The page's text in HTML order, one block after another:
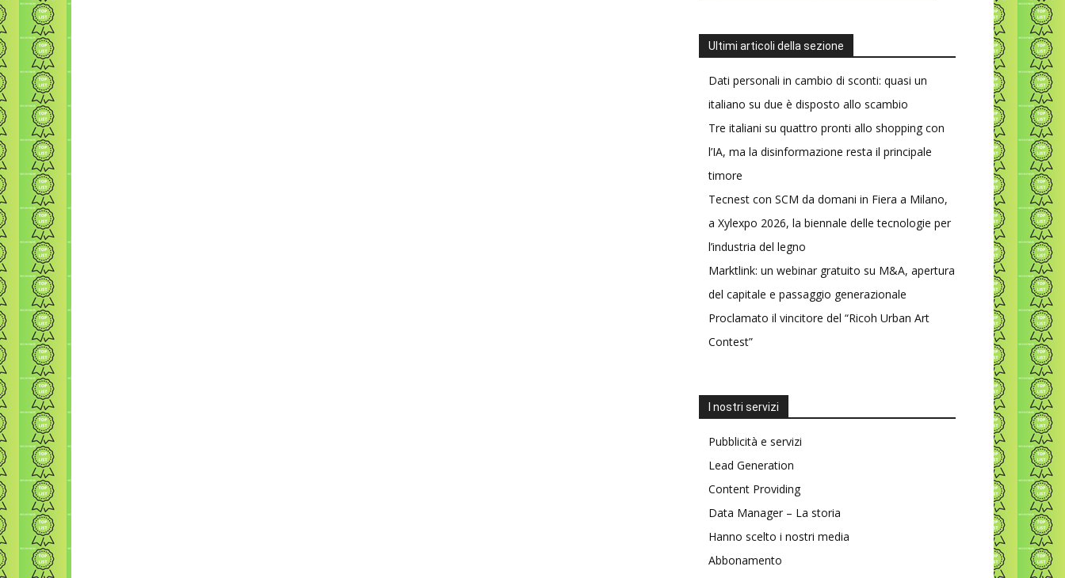
Ultimi articoli della sezione
Dati personali in cambio di sconti: quasi un
italiano su due è disposto allo scambio
Tre italiani su quattro pronti allo shopping con
l’IA, ma la disinformazione resta il principale
timore
Tecnest con SCM da domani in Fiera a Milano,
a Xylexpo 2026, la biennale delle tecnologie per
l’industria del legno
Marktlink: un webinar gratuito su M&A, apertura
del capitale e passaggio generazionale
Proclamato il vincitore del “Ricoh Urban Art
Contest”
I nostri servizi
Pubblicità e servizi
Lead Generation
Content Providing
Data Manager – La storia
Hanno scelto i nostri media
Abbonamento